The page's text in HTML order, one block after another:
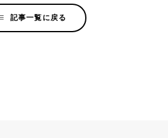
記事一覧に戻る